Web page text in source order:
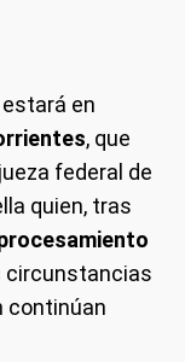
estará en
, que
federal de
quien, tras
circunstancias
continúan